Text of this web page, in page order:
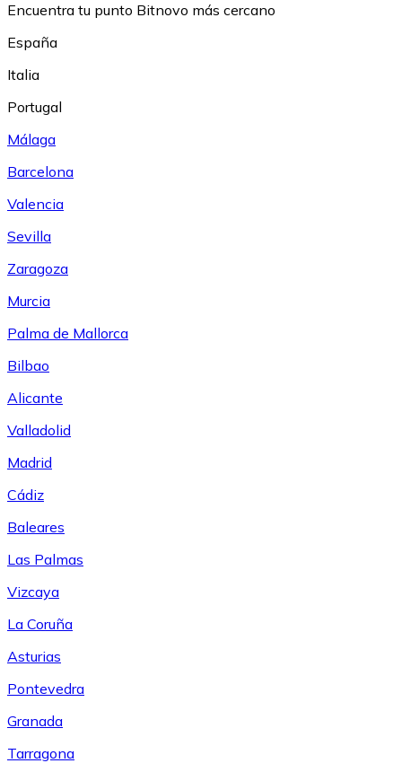
Encuentra tu punto Bitnovo más cercano
España
Italia
Portugal
Málaga
Barcelona
Valencia
Sevilla
Zaragoza
Murcia
Palma de Mallorca
Bilbao
Alicante
Valladolid
Madrid
Cádiz
Baleares
Las Palmas
Vizcaya
La Coruña
Asturias
Pontevedra
Granada
Tarragona